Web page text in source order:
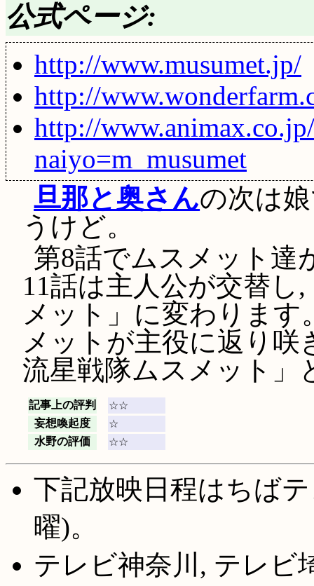
公式ページ:
http://www.musumet.jp/
http://
http://
naiyo=m_musumet
旦那と奥さんの次は
うけど。
第8話でムスメット達
11話は主人公が交替し
メット」に変わります
メットが主役に返り
流星戦隊ムスメット」
記事上の評判
☆☆
妄想喚起度
☆
水野の評価
☆☆
下記放映日程はちば
曜)。
テレビ神奈川, テレビ